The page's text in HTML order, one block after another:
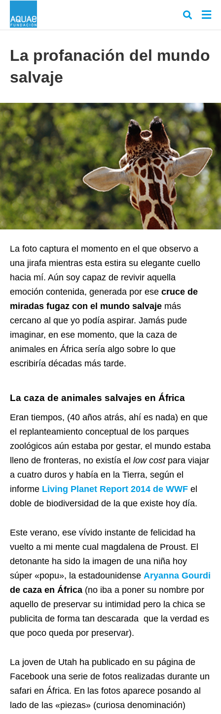
y
en
La profanación del mundo
salvaje
La foto captura el momento en el que observo a
una jirafa mientras esta estira su elegante cuello
hacia mí. Aún soy capaz de revivir aquella
emoción contenida, generada por ese cruce de
miradas fugaz con el mundo salvaje más
cercano al que yo podía aspirar. Jamás pude
imaginar, en ese momento, que la caza de
animales en África sería algo sobre lo que
escribiría décadas más tarde.
La caza de animales salvajes en África
Eran tiempos, (40 años atrás, ahí es nada) en que
el replanteamiento conceptual de los parques
zoológicos aún estaba por gestar, el mundo estaba
lleno de fronteras, no existía el low costpara viajar
a cuatro duros y había en la Tierra, según el
informe Living Planet Report 2014 de WWF el
doble de biodiversidad de la que existe hoy día.
Este verano, ese vívido instante de felicidad ha
vuelto a mi mente cual magdalena de Proust. El
detonante ha sido la imagen de una niña hoy
súper «popu», la estadounidense Aryanna Gourdi
de caza en África (no iba a poner su nombre por
aquello de preservar su intimidad pero la chica se
publicita de forma tan descarada que la verdad es
que poco queda por preservar).
La joven de Utah ha publicado en su página de
Facebook una serie de fotos realizadas durante un
safari en África. En las fotos aparece posando al
lado de las «piezas» (curiosa denominación)